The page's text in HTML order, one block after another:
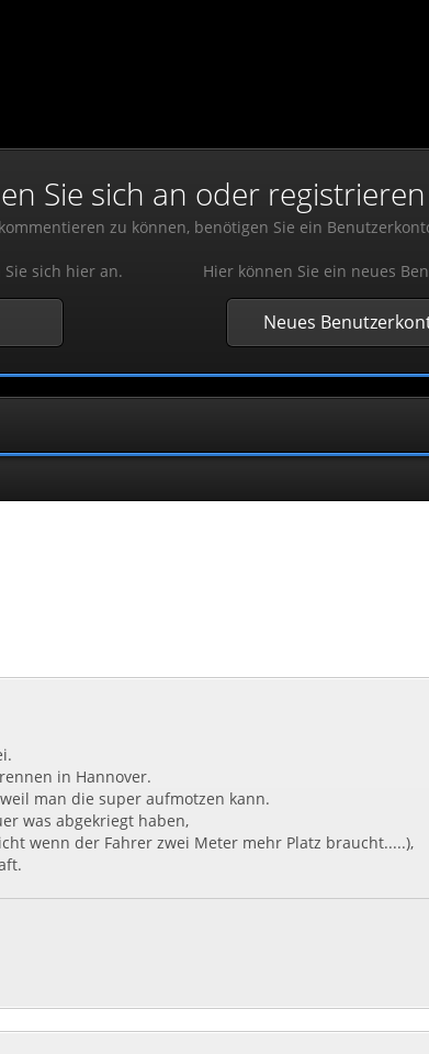
Sie sich an oder registrieren
zu können, benötigen Sie ein
sich hier an. Hier können Sie ein neues
Neues
in Hannover.
man die super aufmotzen kann.
was abgekriegt haben,
wenn der Fahrer zwei Meter mehr Platz braucht.....),